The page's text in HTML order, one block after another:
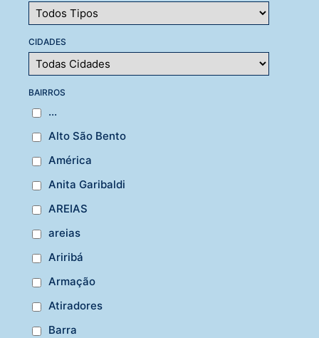
CIDADES
BAIRROS
...
Alto São Bento
América
Anita Garibaldi
AREIAS
areias
Ariribá
Armação
Atiradores
Barra